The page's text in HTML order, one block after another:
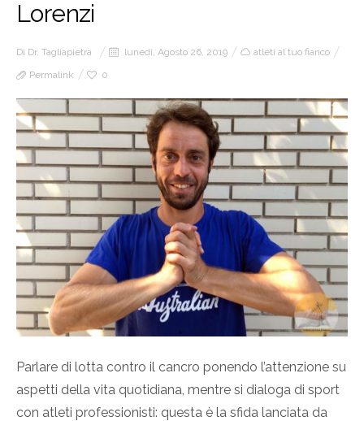
Lorenzi
Di Dr. Tagliapietra lunedì, Agosto 26, 2019
atleti al tuo fianco
Permalink
0
Parlare di lotta contro il cancro ponendo l’attenzione su
aspetti della vita quotidiana, mentre si dialoga di sport
con atleti professionisti: questa è la sfida lanciata da